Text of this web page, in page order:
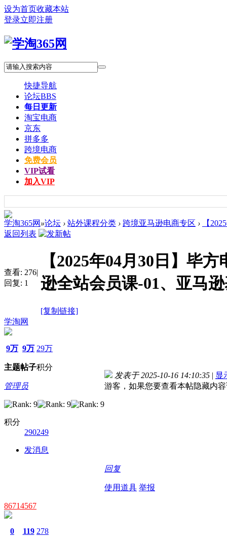
设为首页收藏本站
登录立即注册
快捷导航
论坛BBS
每日更新
淘宝电商
京东
拼多多
跨境电商
免费会员
VIP试看
加入VIP
学淘365网 »论坛 › 站外课程分类 › 跨境亚马逊电商专区 ›
【
返回列表
查看: 276|
回复: 1
【2025年04月30日】毕
逊全站会员课-01、亚马
[复制链接]
学淘网
9万
主题
9万
帖子
29万
积分
管理员
积分
290249
发消息
发表于 2025-10-16 14:10:35 | 显
游客，如果您要查看本帖隐藏内
回复
使用道具 举报
86714567
0 119 278